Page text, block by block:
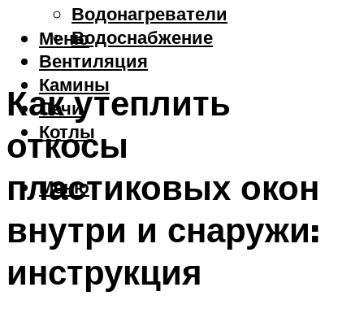
Водонагреватели
Водоснабжение
Вентиляция
Камины
Печи
Котлы
Меню
Меню
Как утеплить
откосы
пластиковых окон
внутри и снаружи:
инструкция